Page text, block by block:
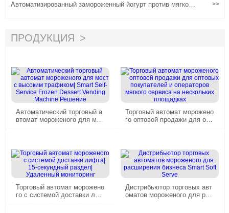
Автоматизированный замороженный йогурт против мягкой п
>>
ПРОДУКЦИЯ
Автоматический торговый а
втомат мороженого для мес
Торговый автомат морожено
го оптовой продажи для опт
Торговый автомат морожено
го с системой доставки лиф
Дистрибьютор торговых авт
оматов мороженого для рас